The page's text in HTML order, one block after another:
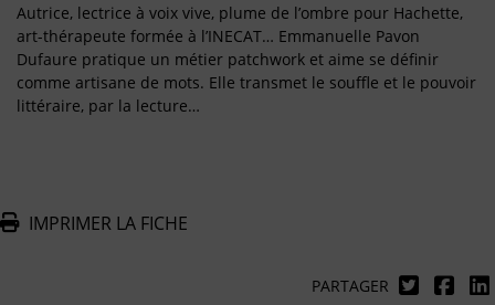
Autrice, lectrice à voix vive, plume de l’ombre pour Hachette,
art-thérapeute formée à l’INECAT… Emmanuelle Pavon
Dufaure pratique un métier patchwork et aime se définir
comme artisane de mots. Elle transmet le souffle et le pouvoir
littéraire, par la lecture…
IMPRIMER LA FICHE
PARTAGER